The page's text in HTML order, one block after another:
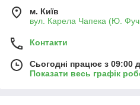
м. Київ
вул. Карела Чапека (Ю.
Контакти
Сьогодні працює з 09:00
Показати весь графік